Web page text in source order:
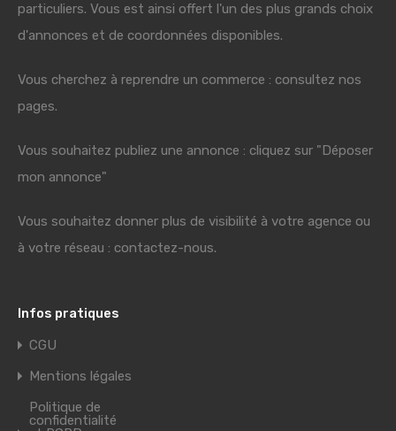
particuliers. Vous est ainsi offert l'un des plus grands choix
d'annonces et de coordonnées disponibles.
Vous cherchez à reprendre un commerce : consultez nos
pages.
Vous souhaitez publiez une annonce : cliquez sur "Déposer
mon annonce"
Vous souhaitez donner plus de visibilité à votre agence ou
à votre réseau : contactez-nous.
Infos pratiques
CGU
Mentions légales
Politique de
confidentialité